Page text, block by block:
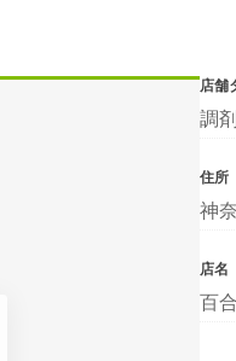
店舗
調
住所
神
店名
百